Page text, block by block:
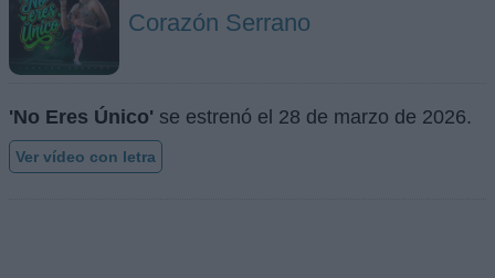
Corazón Serrano
'No Eres Único' se estrenó el 28 de marzo de 2026.
Ver vídeo con letra